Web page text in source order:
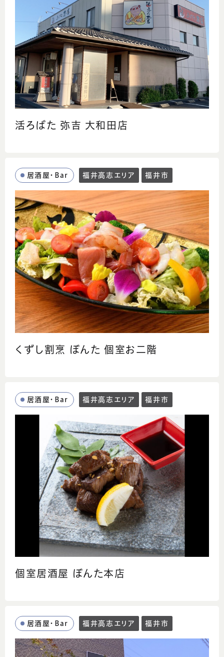
活ろばた 弥吉 大和田店
居酒屋・Bar 福井高志エリア 福井市
くずし割烹 ぼんた 個室お二階
居酒屋・Bar 福井高志エリア 福井市
個室居酒屋 ぼんた本店
居酒屋・Bar 福井高志エリア 福井市